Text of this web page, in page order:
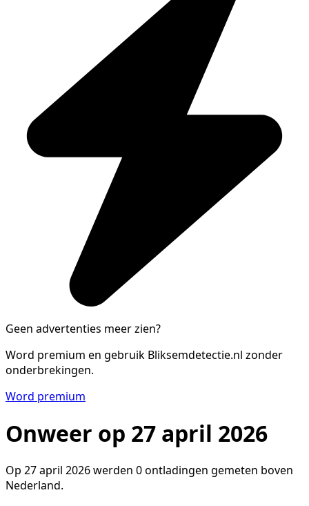
Geen advertenties meer zien?
Word premium en gebruik Bliksemdetectie.nl zonder
onderbrekingen.
Word premium
Onweer op 27 april 2026
Op 27 april 2026 werden 0 ontladingen gemeten boven
Nederland.